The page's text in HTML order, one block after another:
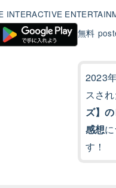
INTERACTIVE
無料
2023
スさ
ズ】
感想
す！